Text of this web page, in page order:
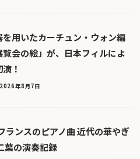
を用いたカーチュン・ウォン編
覧会の絵」が、日本フィルによ
！
2026年8月7日
ランスのピアノ曲 近代の華やぎ
葉の演奏記録